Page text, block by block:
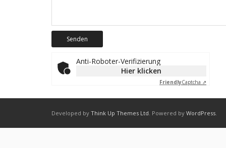
Anti-Roboter-Verifizierung
Hier klicken
FriendlyCaptcha ⇗
Developed by Think Up Themes Ltd. Powered by WordPress.